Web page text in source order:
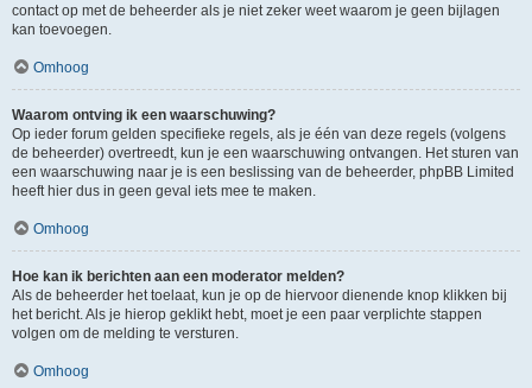
contact op met de beheerder als je niet zeker weet waarom je geen bijlagen
kan toevoegen.
Omhoog
Waarom ontving ik een waarschuwing?
Op ieder forum gelden specifieke regels, als je één van deze regels (volgens
de beheerder) overtreedt, kun je een waarschuwing ontvangen. Het sturen van
een waarschuwing naar je is een beslissing van de beheerder, phpBB Limited
heeft hier dus in geen geval iets mee te maken.
Omhoog
Hoe kan ik berichten aan een moderator melden?
Als de beheerder het toelaat, kun je op de hiervoor dienende knop klikken bij
het bericht. Als je hierop geklikt hebt, moet je een paar verplichte stappen
volgen om de melding te versturen.
Omhoog